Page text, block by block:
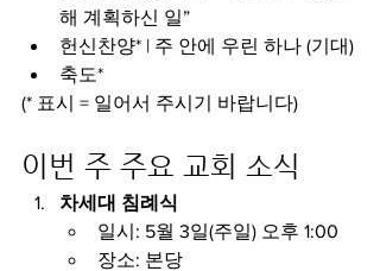
해 계획하신 일”
헌신찬양* | 주 안에 우린 하나 (기대)
축도*
(* 표시 = 일어서 주시기 바랍니다)
이번 주 주요 교회 소식
차세대 침례식
일시: 5월 3일(주일) 오후 1:00
장소: 본당